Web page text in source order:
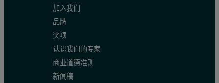
加入我们
品牌
奖项
认识我们的专家
商业道德准则
新闻稿